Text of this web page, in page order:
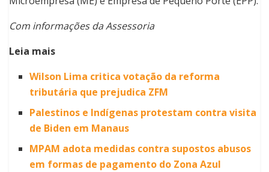
Com informações da Assessoria
Leia mais
Wilson Lima critica votação da reforma
tributária que prejudica ZFM
Palestinos e Indígenas protestam contra visita
de Biden em Manaus
MPAM adota medidas contra supostos abusos
em formas de pagamento do Zona Azul